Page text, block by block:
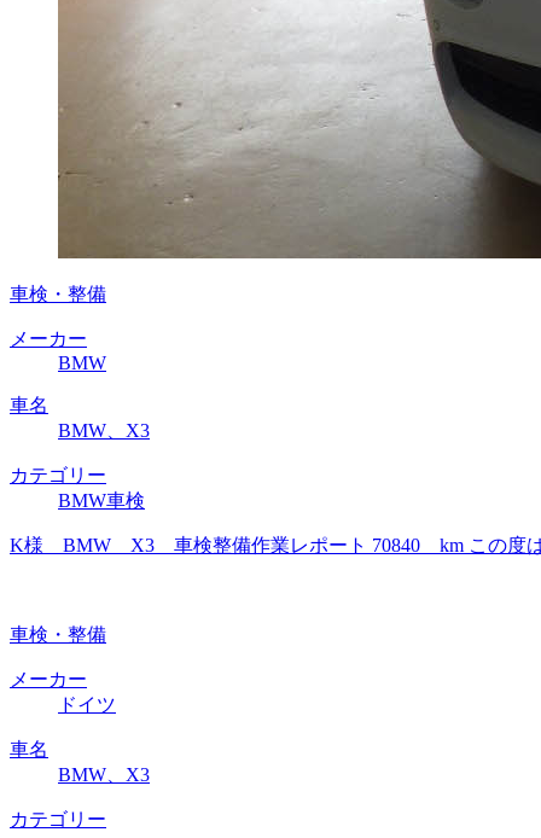
車検・整備
メーカー
BMW
車名
BMW、X3
カテゴリー
BMW車検
K様 BMW X3 車検整備作業レポート 70840 km この度は
車検・整備
メーカー
ドイツ
車名
BMW、X3
カテゴリー